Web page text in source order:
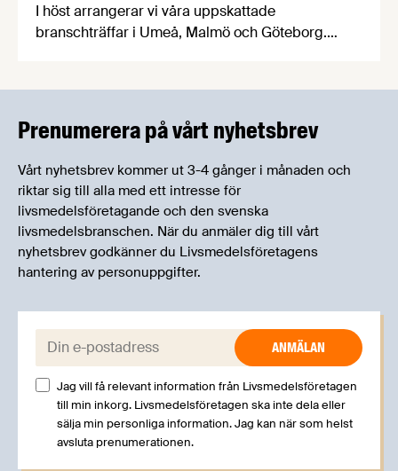
I höst arrangerar vi våra uppskattade
branschträffar i Umeå, Malmö och Göteborg.
Prenumerera på vårt nyhetsbrev
Vårt nyhetsbrev kommer ut 3-4 gånger i månaden och
riktar sig till alla med ett intresse för
livsmedelsföretagande och den svenska
livsmedelsbranschen. När du anmäler dig till vårt
nyhetsbrev godkänner du Livsmedelsföretagens
hantering av personuppgifter.
E-post:
Jag vill få relevant information från Livsmedelsföretagen
till min inkorg. Livsmedelsföretagen ska inte dela eller
sälja min personliga information. Jag kan när som helst
avsluta prenumerationen.